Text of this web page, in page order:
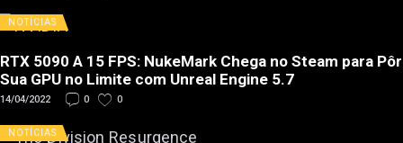
NOTÍCIAS
RTX 5090 A 15 FPS: NukeMark Chega no Steam para Pôr
Sua GPU no Limite com Unreal Engine 5.7
14/04/2022 0 0
NOTÍCIAS